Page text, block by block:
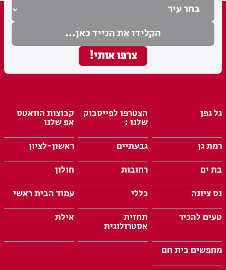
גל גפן הצטרפו לפייסבוק
שלנו :
קבוצות הוואטס
אפ שלנו
רמת גן
גבעתיים
ראשון-לציון
בת ים
רחובות
חולון
נס ציונה
כללי
עמוד הבית ראשי
טעים להכיר
תחזית
אסטרולוגית
אילת
מחפשים בית חם